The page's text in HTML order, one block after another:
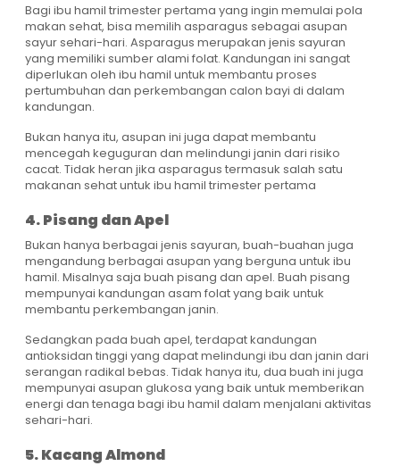
Bagi ibu hamil trimester pertama yang ingin memulai pola
makan sehat, bisa memilih asparagus sebagai asupan
sayur sehari-hari. Asparagus merupakan jenis sayuran
yang memiliki sumber alami folat. Kandungan ini sangat
diperlukan oleh ibu hamil untuk membantu proses
pertumbuhan dan perkembangan calon bayi di dalam
kandungan.
Bukan hanya itu, asupan ini juga dapat membantu
mencegah keguguran dan melindungi janin dari risiko
cacat. Tidak heran jika asparagus termasuk salah satu
makanan sehat untuk ibu hamil trimester pertama
4. Pisang dan Apel
Bukan hanya berbagai jenis sayuran, buah-buahan juga
mengandung berbagai asupan yang berguna untuk ibu
hamil. Misalnya saja buah pisang dan apel. Buah pisang
mempunyai kandungan asam folat yang baik untuk
membantu perkembangan janin.
Sedangkan pada buah apel, terdapat kandungan
antioksidan tinggi yang dapat melindungi ibu dan janin dari
serangan radikal bebas. Tidak hanya itu, dua buah ini juga
mempunyai asupan glukosa yang baik untuk memberikan
energi dan tenaga bagi ibu hamil dalam menjalani aktivitas
sehari-hari.
5. Kacang Almond